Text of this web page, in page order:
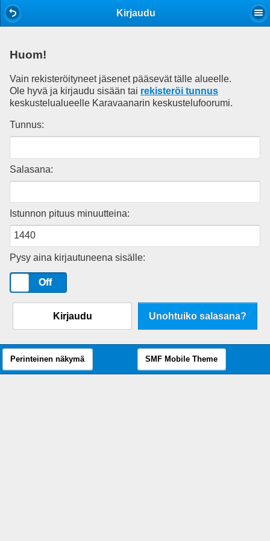
Kirjaudu
Huom!
Vain rekisteröityneet jäsenet pääsevät tälle alueelle.
Ole hyvä ja kirjaudu sisään tai rekisteröi tunnus
keskustelualueelle Karavaanarin keskustelufoorumi.
Tunnus:
Salasana:
Istunnon pituus minuutteina:
Pysy aina kirjautuneena sisälle:
Off
Kirjaudu Unohtuiko salasana?
Perinteinen näkymä SMF Mobile Theme